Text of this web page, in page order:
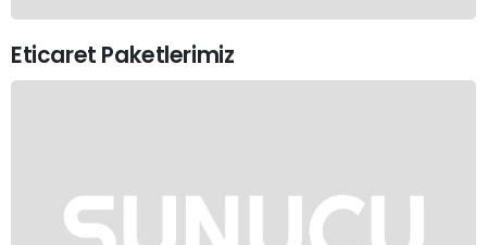
Eticaret Paketlerimiz